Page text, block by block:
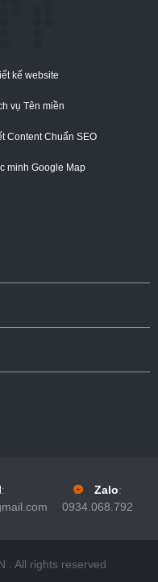
kế website
vụ Tên miền
Content Chuẩn SEO
minh Google Map
:
Zalo:
0934.068.792
. All rights reserved